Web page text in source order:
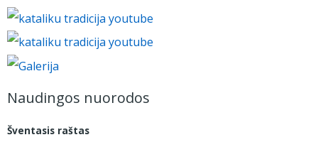
Naudingos nuorodos
Šventasis raštas